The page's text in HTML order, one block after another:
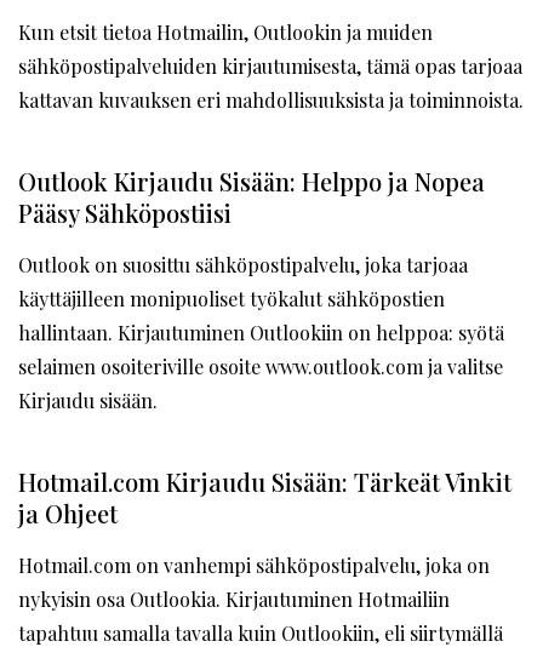
Kun etsit tietoa Hotmailin, Outlookin ja muiden
sähköpostipalveluiden kirjautumisesta, tämä opas tarjoaa
kattavan kuvauksen eri mahdollisuuksista ja toiminnoista.
Outlook Kirjaudu Sisään: Helppo ja Nopea
Pääsy Sähköpostiisi
Outlook on suosittu sähköpostipalvelu, joka tarjoaa
käyttäjilleen monipuoliset työkalut sähköpostien
hallintaan. Kirjautuminen Outlookiin on helppoa: syötä
selaimen osoiteriville osoite www.outlook.com ja valitse
Kirjaudu sisään.
Hotmail.com Kirjaudu Sisään: Tärkeät Vinkit
ja Ohjeet
Hotmail.com on vanhempi sähköpostipalvelu, joka on
nykyisin osa Outlookia. Kirjautuminen Hotmailiin
tapahtuu samalla tavalla kuin Outlookiin, eli siirtymällä